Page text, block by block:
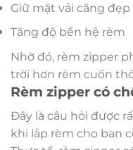
Giữ mặt vải căng đẹp
Tăng độ bền hệ rèm
Nhờ đó, rèm zipper
trời hơn rèm cuốn
Rèm zipper có
Đây là câu hỏi được
khi lắp rèm cho ban